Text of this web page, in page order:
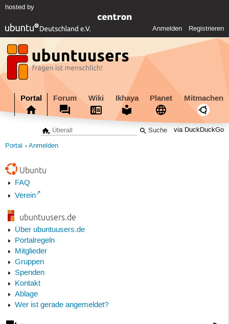
hosted by
Anmelden Registrieren
Portal Forum Wiki Ikhaya Planet Mitmachen
via DuckDuckGo
Portal Anmelden
Ubuntu
FAQ
Verein
ubuntuusers.de
Über ubuntuusers.de
Portalregeln
Mitglieder
Gruppen
Spenden
Kontakt
Ablage
Wer ist gerade angemeldet?